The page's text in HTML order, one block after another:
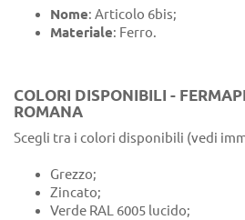
Nome: Articolo 6bis;
Materiale: Ferro.
COLORI DISPONIBILI -
ROMANA
Scegli tra i colori disponibili (vedi
Grezzo;
Zincato;
Verde RAL 6005 lucido;